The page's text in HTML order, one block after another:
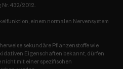
Nr. 432/2012.
einem normalen Nervensystem
sekundäre Pflanzenstoffe wie
Eigenschaften bekannt, dürfen
mit einer spezifischen